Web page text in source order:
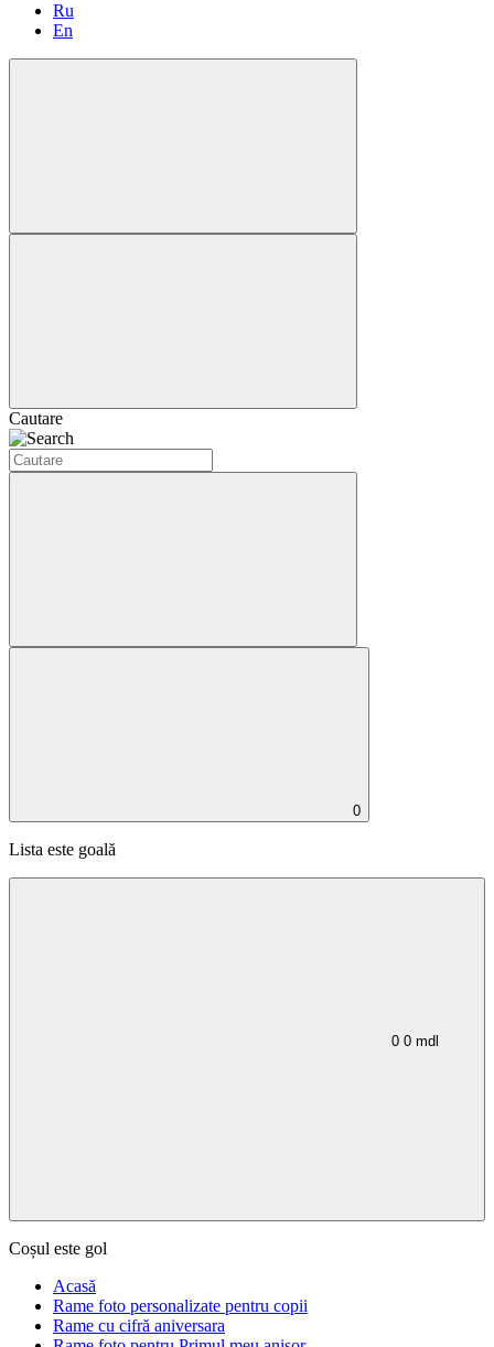
Ru
En
Cautare
0
Lista este goală
0 0 mdl
Coșul este gol
Acasă
Rame foto personalizate pentru copii
Rame cu cifră aniversara